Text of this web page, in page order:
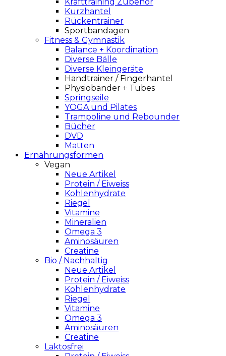
Kurzhantel
Rückentrainer
Sportbandagen
Fitness & Gymnastik
Balance + Koordination
Diverse Bälle
Diverse Kleingeräte
Handtrainer / Fingerhantel
Physiobänder + Tubes
Springseile
YOGA und Pilates
Trampoline und Rebounder
Bücher
DVD
Matten
Ernährungsformen
Vegan
Neue Artikel
Protein / Eiweiss
Kohlenhydrate
Riegel
Vitamine
Mineralien
Omega 3
Aminosäuren
Creatine
Bio / Nachhaltig
Neue Artikel
Protein / Eiweiss
Kohlenhydrate
Riegel
Vitamine
Omega 3
Aminosäuren
Creatine
Laktosfrei